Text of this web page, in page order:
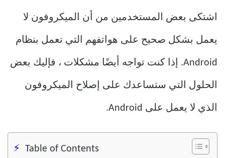
اشتكى بعض المستخدمين من أن الميكروفون لا
يعمل بشكل صحيح على هواتفهم التي تعمل بنظام
Android. إذا كنت تواجه أيضًا مشكلات ، فإليك بعض
الحلول التي ستساعدك على إصلاح الميكروفون
الذي لا يعمل على Android.
Table of Contents